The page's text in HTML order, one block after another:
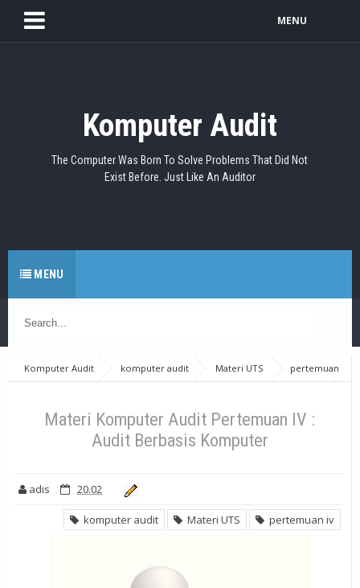
MENU
Komputer Audit
The Computer Was Born To Solve Problems That Did Not
Exist Before. Just Like An Auditor
MENU
Komputer Audit komputer audit Materi UTS
pertemuan
iv
Materi Komputer Audit Pertemuan IV : Audit Berbasis Komputer
Materi Komputer Audit Pertemuan IV :
Audit Berbasis Komputer
adis 20.02
komputer audit Materi UTS pertemuan iv